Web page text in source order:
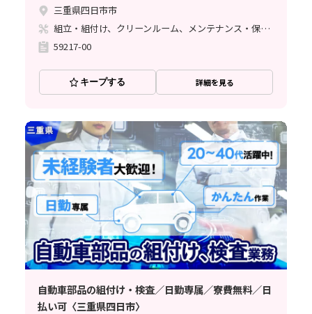
三重県四日市市
組立・組付け、クリーンルーム、メンテナンス・保全、立ち作業、その他
59217-00
キープする 詳細を見る
自動車部品の組付け・検査／日勤専属／寮費無料／日
払い可〈三重県四日市〉